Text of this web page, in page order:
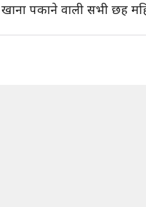
पकाने वाली सभी छह